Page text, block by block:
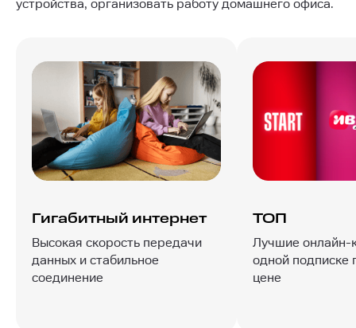
устройства, организовать работу домашнего офиса.
Гигабитный интернет
Высокая скорость передачи
данных и стабильное
соединение
ТОП
Лучшие онлайн-
одной подписке
цене